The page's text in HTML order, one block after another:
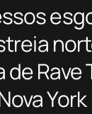
Rave
York